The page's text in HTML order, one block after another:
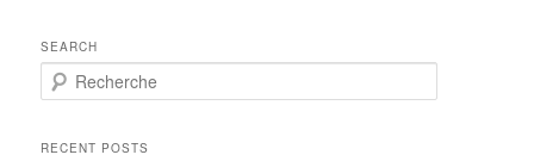
SEARCH
e
h
RECENT POSTS